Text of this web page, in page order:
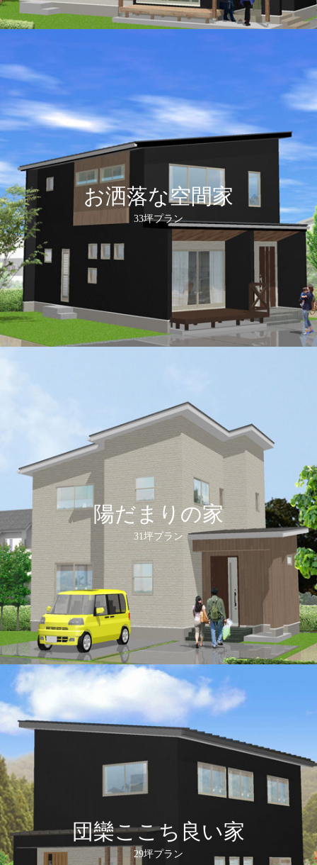
お洒落な空間家
33坪プラン
陽だまりの家
31坪プラン
団欒ここち良い家
29坪プラン